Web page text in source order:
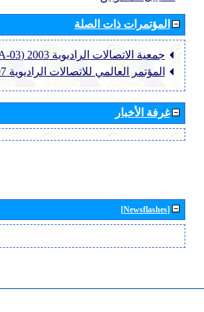
المؤتمرات ذات الصلة
جمعية الاتصالات الراديوية 2003 (RA-03)
المؤتمر العالمي للاتصالات الراديوية 2007 (WRC-07)
غرفة الأخبار
[Newsflashes]